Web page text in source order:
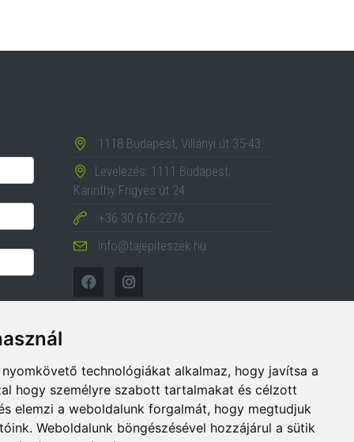
technológiákat alkalmaz, hogy javítsa a
hogy személyre szabott tartalmakat és célzott
elemzi a weboldalunk forgalmát, hogy megtudjuk
Weboldalunk böngészésével hozzájárul a sütik
1118 Budapest, Villányi út 35-43.
Levelezés: 1111 Budapest,
Karinthy Frigyes út 24.
+36 30 616-2276
info@tajepiteszek.hu